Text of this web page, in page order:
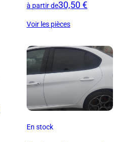
à partir de30,50 €
Voir les pièces
En stock